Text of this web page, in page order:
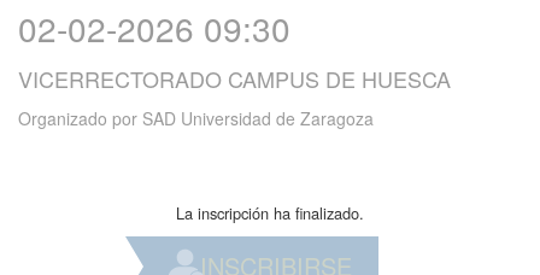
02-02-2026 09:30
VICERRECTORADO CAMPUS DE HUESCA
Organizado por SAD Universidad de Zaragoza
La inscripción ha finalizado.
INSCRIBIRSE